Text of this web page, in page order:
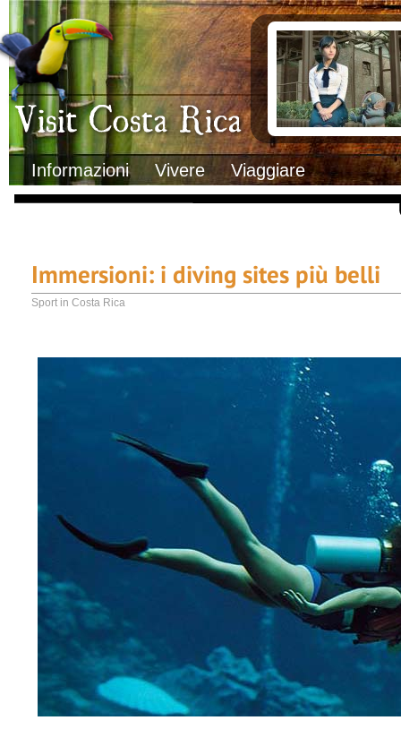
Visit Costa Rica
Informazioni Vivere Viaggiare
Clima
Geografia
Informazioni Geografiche
Letteratura e cultura
Gastronomia
Lo sapevi che
Musica
Natura
Storia
Trasporti Interni
Documenti
Italiani in Costa
L’ambasciata
Opportunità
Immersioni: i diving sites più belli
Sport in Costa Rica